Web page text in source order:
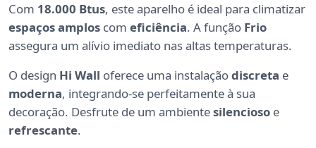
Com 18.000 Btus, este aparelho é ideal para climatizar
espaços amplos com eficiência. A função Frio
assegura um alívio imediato nas altas temperaturas.
O design Hi Wall oferece uma instalaçãodiscreta e
moderna, integrando-se perfeitamente à sua
decoração. Desfrute de um ambientesilencioso e
refrescante.